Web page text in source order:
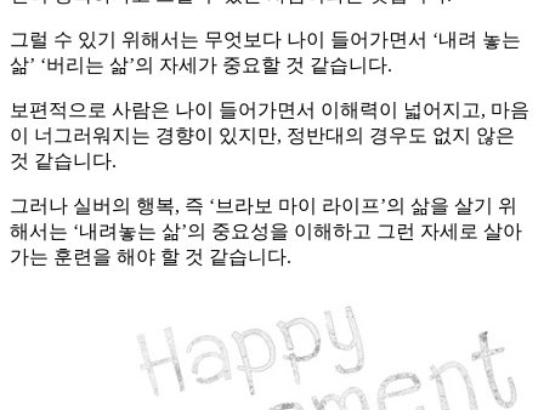
그럴 수 있기 위해서는 무엇보다 나이 들어가면서 ‘내려 놓는
삶’ ‘버리는 삶’의 자세가 중요할 것 같습니다.
보편적으로 사람은 나이 들어가면서 이해력이 넓어지고, 마음
이 너그러워지는 경향이 있지만, 정반대의 경우도 없지 않은
것 같습니다.
그러나 실버의 행복, 즉 ‘브라보 마이 라이프’의 삶을 살기 위
해서는 ‘내려놓는 삶’의 중요성을 이해하고 그런 자세로 살아
가는 훈련을 해야 할 것 같습니다.